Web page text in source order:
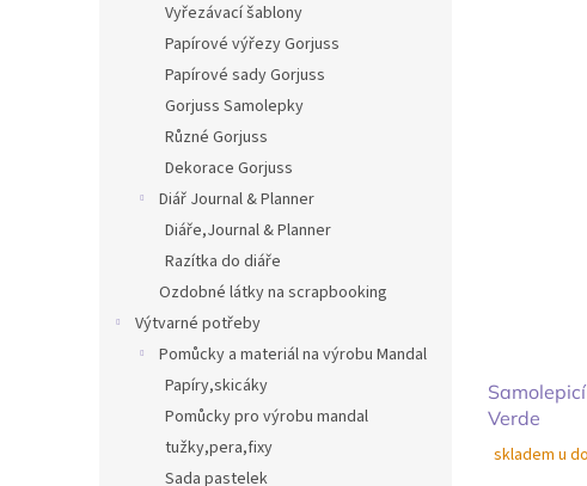
Vyřezávací šablony
Papírové výřezy Gorjuss
Papírové sady Gorjuss
Gorjuss Samolepky
Různé Gorjuss
Dekorace Gorjuss
Diář Journal & Planner
Diáře,Journal & Planner
Razítka do diáře
Ozdobné látky na scrapbooking
Výtvarné potřeby
Pomůcky a materiál na výrobu Mandal
Papíry,skicáky
Pomůcky pro výrobu mandal
tužky,pera,fixy
Sada pastelek
Verde
skladem u